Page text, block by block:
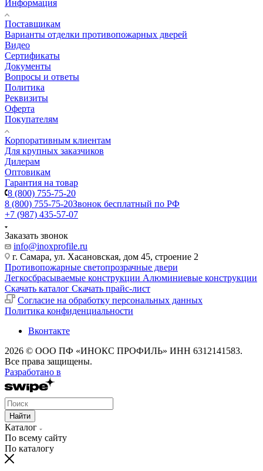
Информация
Поставщикам
Варианты отделки противопожарных дверей
Видео
Сертификаты
Документы
Вопросы и ответы
Политика
Реквизиты
Оферта
Покупателям
Корпоративным клиентам
Для крупных заказчиков
Дилерам
Оптовикам
Гарантия на товар
8 (800) 755-75-20
8 (800) 755-75-20Звонок бесплатный по РФ
+7 (987) 435-57-07
Заказать звонок
info@inoxprofile.ru
г. Самара, ул. Хасановская, дом 45, строение 2
Противопожарные светопрозрачные двери
Легкосбрасываемые конструкции Алюминиевые конструкции
Скачать каталог Скачать прайс-лист
Cогласие на обработку персональных данных
Политика конфиденциальности
Вконтакте
2026 © ООО ПФ «ИНОКС ПРОФИЛЬ» ИНН 6312141583.
Все права защищены.
Разработано в
Найти
Каталог
По всему сайту
По каталогу